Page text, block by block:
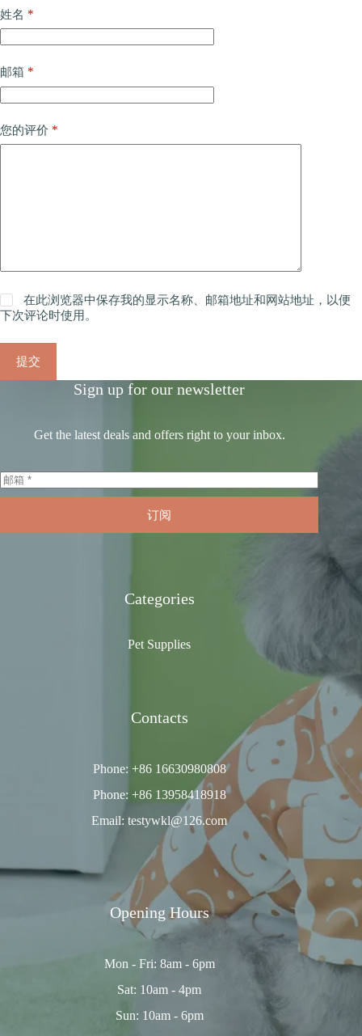
姓名 *
邮箱 *
您的评价 *
在此浏览器中保存我的显示名称、邮箱地址和网站地址，以便
下次评论时使用。
提交
Sign up for our newsletter
Get the latest deals and offers right to your inbox.
订阅
Categories
Pet Supplies
Contacts
Phone: +86 16630980808
Phone: +86 13958418918
Email: testywkl@126.com
Opening Hours
Mon - Fri: 8am - 6pm
Sat: 10am - 4pm
Sun: 10am - 6pm